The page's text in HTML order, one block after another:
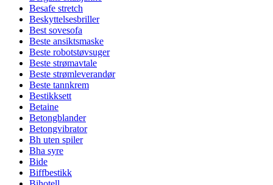
Besafe stretch
Beskyttelsesbriller
Best sovesofa
Beste ansiktsmaske
Beste robotstøvsuger
Beste strømavtale
Beste strømleverandør
Beste tannkrem
Bestikksett
Betaine
Betongblander
Betongvibrator
Bh uten spiler
Bha syre
Bide
Biffbestikk